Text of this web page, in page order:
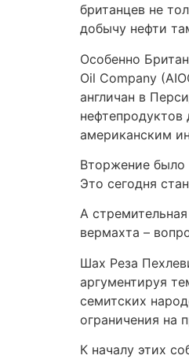
британцев не
добычу нефти
Особенно
Oil Company
англичан в
американским
Вторжение было
Это сегодня
А
вермахта –
Шах Реза
аргументируя
семитских
ограничения на
К началу этих